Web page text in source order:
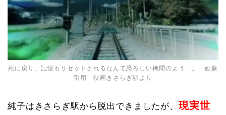
死に戻り、記憶もリセットされるなんて恐ろしい拷問のよう…。 画像
引用 映画きさらぎ駅より
純子はきさらぎ駅から脱出できましたが、現実世